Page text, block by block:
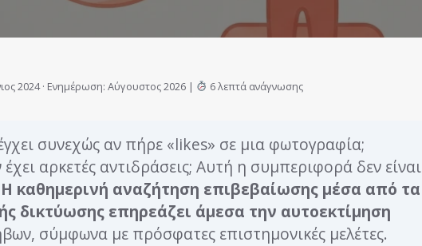
2024 · Ενημέρωση: Αύγουστος 2026 | 6 λεπτά ανάγνωσης
συνεχώς αν πήρε «likes» σε μια φωτογραφία;
αρκετές αντιδράσεις; Αυτή η συμπεριφορά δεν είναι
Η καθημερινή αναζήτηση επιβεβαίωσης μέσα από τα
δικτύωσης επηρεάζει άμεσα την αυτοεκτίμηση
σύμφωνα με πρόσφατες επιστημονικές μελέτες.